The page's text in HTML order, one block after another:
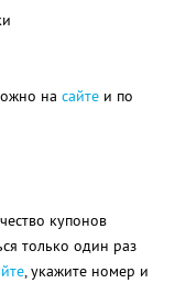
на сайте и по
купонов
только один раз
, укажите номер и